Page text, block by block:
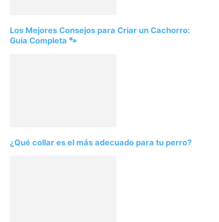
Los Mejores Consejos para Criar un Cachorro:
Guía Completa 🐾
¿Qué collar es el más adecuado para tu perro?